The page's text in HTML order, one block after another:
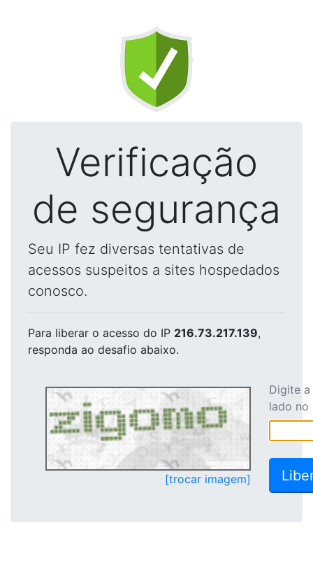
Verificação
de segurança
Seu IP fez diversas tentativas de
acessos suspeitos a sites hospedados
conosco.
Para liberar o acesso do IP 216.73.217.139,
responda ao desafio abaixo.
[trocar imagem]
Digite
lado no